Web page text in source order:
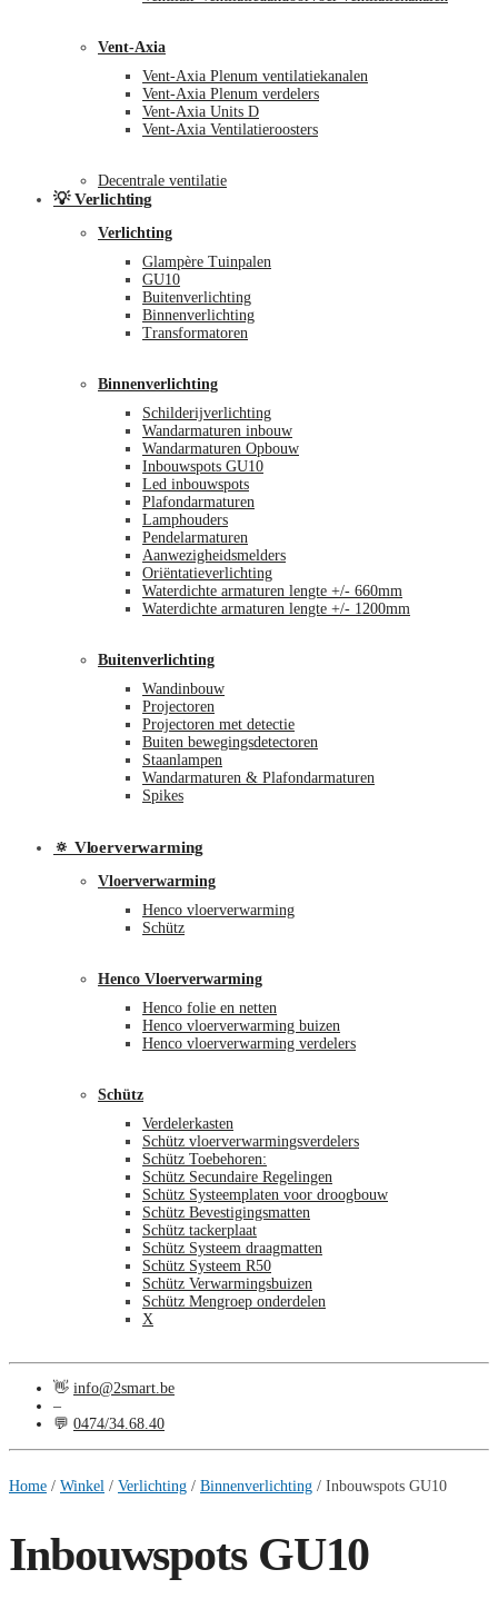
Vent-Axia
Vent-Axia Plenum ventilatiekanalen
Vent-Axia Plenum verdelers
Vent-Axia Units D
Vent-Axia Ventilatieroosters
Decentrale ventilatie
💡 Verlichting
Verlichting
Glampère Tuinpalen
GU10
Buitenverlichting
Binnenverlichting
Transformatoren
Binnenverlichting
Schilderijverlichting
Wandarmaturen inbouw
Wandarmaturen Opbouw
Inbouwspots GU10
Led inbouwspots
Plafondarmaturen
Lamphouders
Pendelarmaturen
Aanwezigheidsmelders
Oriëntatieverlichting
Waterdichte armaturen lengte +/- 660mm
Waterdichte armaturen lengte +/- 1200mm
Buitenverlichting
Wandinbouw
Projectoren
Projectoren met detectie
Buiten bewegingsdetectoren
Staanlampen
Wandarmaturen & Plafondarmaturen
Spikes
🔅 Vloerverwarming
Vloerverwarming
Henco vloerverwarming
Schütz
Henco Vloerverwarming
Henco folie en netten
Henco vloerverwarming buizen
Henco vloerverwarming verdelers
Schütz
Verdelerkasten
Schütz vloerverwarmingsverdelers
Schütz Toebehoren:
Schütz Secundaire Regelingen
Schütz Systeemplaten voor droogbouw
Schütz Bevestigingsmatten
Schütz tackerplaat
Schütz Systeem draagmatten
Schütz Systeem R50
Schütz Verwarmingsbuizen
Schütz Mengroep onderdelen
X
👋 info@2smart.be
–
💬 0474/34.68.40
Home / Winkel / Verlichting / Binnenverlichting / Inbouwspots GU10
Inbouwspots GU10